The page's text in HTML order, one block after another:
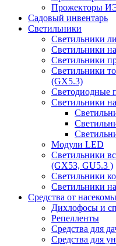
Прожекторы
Садовый инвентарь
Светильники
Светильники
Светильники
Светильники
Светильники
(GX5.3)
Светодиодные
Cветильники
Модули LED
Светильники
(GX53, GU5.3 )
Светильники
Светильники
Средства от
Дихлофосы и
Репелленты
Средства для
Средства для